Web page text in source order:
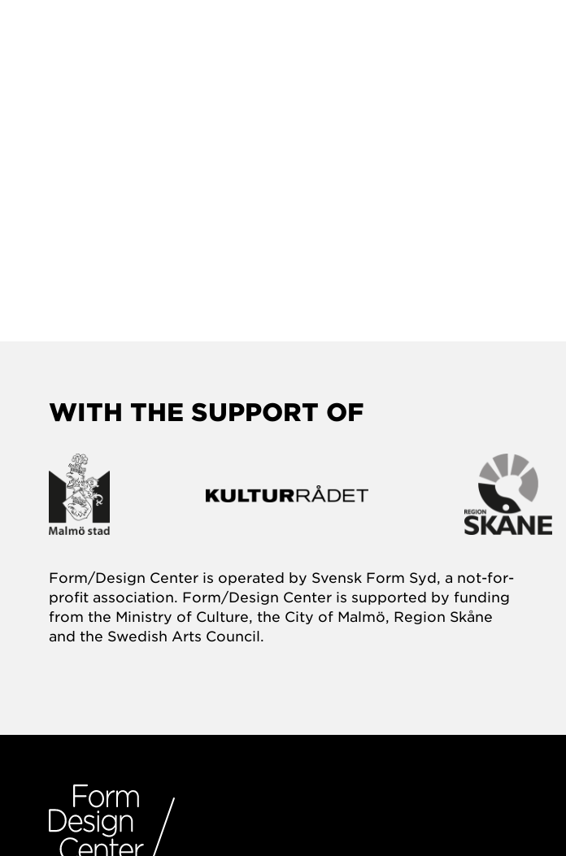
WITH THE SUPPORT OF
Form/Design Center is operated by Svensk Form Syd, a not-for-
profit association. Form/Design Center is supported by funding
from the Ministry of Culture, the City of Malmö, Region Skåne
and the Swedish Arts Council.